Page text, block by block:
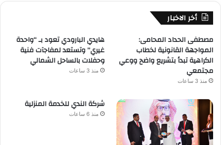
أخر الاخبار
مصطفى الحداد المحامى:
المواجهة القانونية لخطاب
الكراهية تبدأ بتشريع واضح ووعي
مجتمعي
منذ 3 ساعات
هايدي البارودي تعود بـ “واحدة
غيري” وتستعد لمفاجآت فنية
وحفلات بالساحل الشمالي
منذ 3 ساعات
شركة الندي للخدمة المنزلية
منذ 6 ساعات